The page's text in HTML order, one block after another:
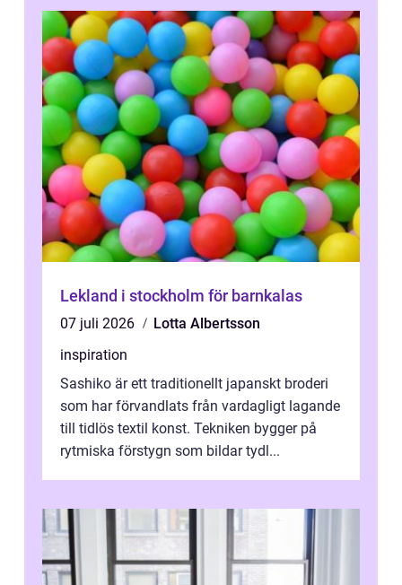
Lekland i stockholm för barnkalas
07 juli 2026
Lotta Albertsson
inspiration
Sashiko är ett traditionellt japanskt broderi
som har förvandlats från vardagligt lagande
till tidlös textil konst. Tekniken bygger på
rytmiska förstygn som bildar tydl...